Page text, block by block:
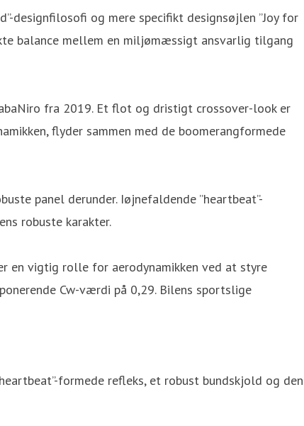
designfilosofi og mere specifikt designsøjlen ”Joy for
balance mellem en miljømæssigt ansvarlig tilgang
fra 2019. Et flot og dristigt crossover-look er
flyder sammen med de boomerangformede
panel derunder. Iøjnefaldende ”heartbeat”-
robuste karakter.
en vigtig rolle for aerodynamikken ved at styre
Cw-værdi på 0,29. Bilens sportslige
formede refleks, et robust bundskjold og den